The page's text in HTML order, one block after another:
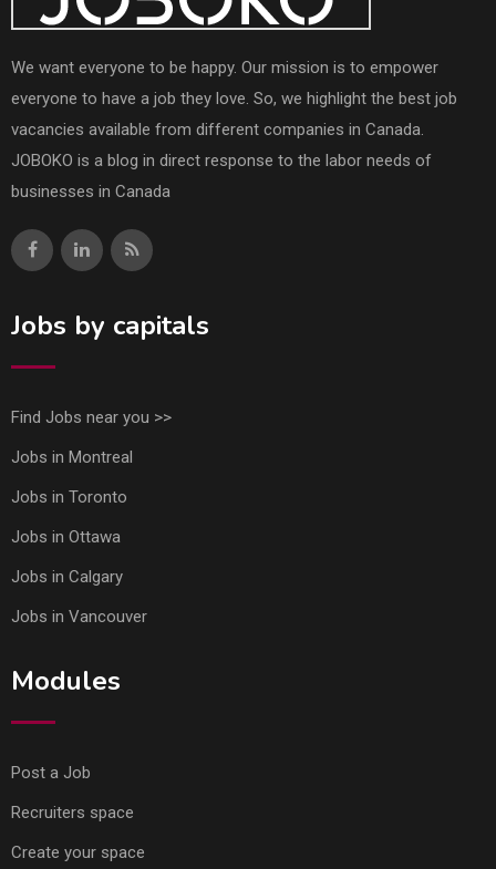
We want everyone to be happy. Our mission is to empower
everyone to have a job they love. So, we highlight the best job
vacancies available from different companies in Canada.
JOBOKO is a blog in direct response to the labor needs of
businesses in Canada
Jobs by capitals
Find Jobs near you >>
Jobs in Montreal
Jobs in Toronto
Jobs in Ottawa
Jobs in Calgary
Jobs in Vancouver
Modules
Post a Job
Recruiters space
Create your space